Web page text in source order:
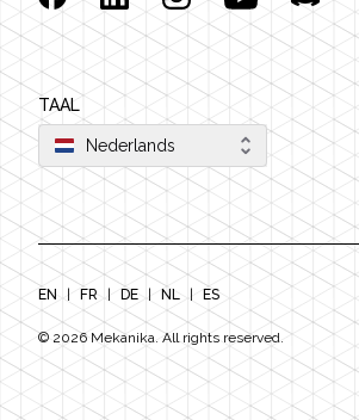
TAAL
Nederlands
EN FR DE NL ES
© 2026 Mekanika. All rights reserved.